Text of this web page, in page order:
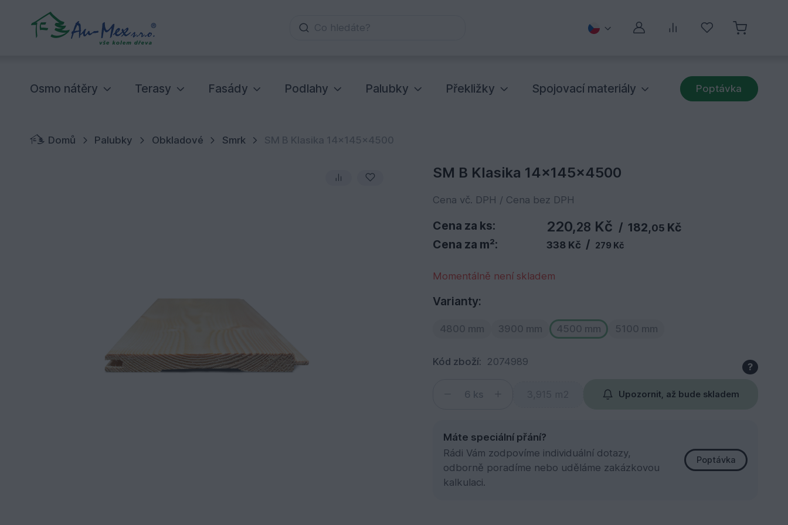
Co hledáte? Můj účetPorovnávání
Oblíbené
Osmo nátěry Terasy Fasády Podlahy Palubky Překližky Spojovací materiály Poptávka
Domů Palubky Obkladové Smrk SM B Klasika 14x145x4500
SM B Klasika 14x145x4500
Cena vč. DPH / Cena bez DPH
Cena za ks: 220,28 Kč / 182,05 Kč
Cena za m²:
338 Kč / 279 Kč
Momentálně není skladem
Varianty:
4800 mm 3900 mm 4500 mm 5100 mm
Kód zboží: 2074989 ?
ks Upozornit, až bude skladem
Máte speciální přání?
Rádi Vám zodpovíme individuální dotazy,
odborně poradíme nebo uděláme zakázkovou
kalkulaci.
Poptávka